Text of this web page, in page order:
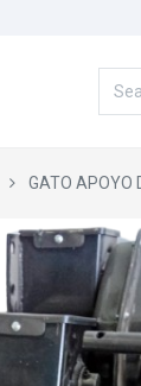
GATO APOYO